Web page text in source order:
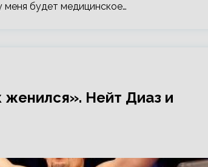
будет медицинское…
женился». Нейт Диаз и